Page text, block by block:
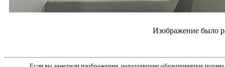
Изображение было